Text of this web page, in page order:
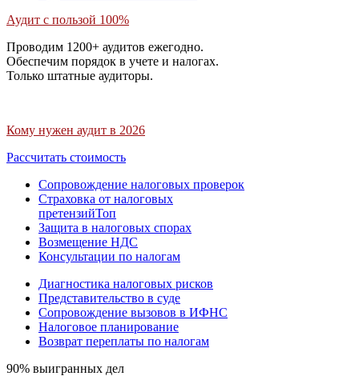
Аудит с пользой 100%
Проводим 1200+ аудитов ежегодно.
Обеспечим порядок в учете и налогах.
Только штатные аудиторы.
Кому нужен аудит в 2026
Рассчитать стоимость
Сопровождение налоговых проверок
Страховка от налоговых
претензийТоп
Защита в налоговых спорах
Возмещение НДС
Консультации по налогам
Диагностика налоговых рисков
Представительство в суде
Сопровождение вызовов в ИФНС
Налоговое планирование
Возврат переплаты по налогам
90% выигранных дел